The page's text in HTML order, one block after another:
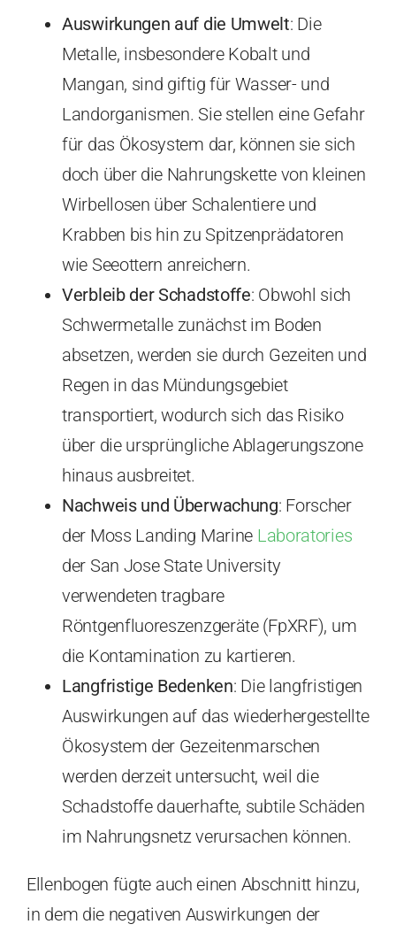
Auswirkungen auf die Umwelt: Die
Metalle, insbesondere Kobalt und
Mangan, sind giftig für Wasser- und
Landorganismen. Sie stellen eine Gefahr
für das Ökosystem dar, können sie sich
doch über die Nahrungskette von kleinen
Wirbellosen über Schalentiere und
Krabben bis hin zu Spitzenprädatoren
wie Seeottern anreichern.
Verbleib der Schadstoffe: Obwohl sich
Schwermetalle zunächst im Boden
absetzen, werden sie durch Gezeiten und
Regen in das Mündungsgebiet
transportiert, wodurch sich das Risiko
über die ursprüngliche Ablagerungszone
hinaus ausbreitet.
Nachweis und Überwachung: Forscher
der Moss Landing Marine Laboratories
der San Jose State University
verwendeten tragbare
Röntgenfluoreszenzgeräte (FpXRF), um
die Kontamination zu kartieren.
Langfristige Bedenken: Die langfristigen
Auswirkungen auf das wiederhergestellte
Ökosystem der Gezeitenmarschen
werden derzeit untersucht, weil die
Schadstoffe dauerhafte, subtile Schäden
im Nahrungsnetz verursachen können.
Ellenbogen fügte auch einen Abschnitt hinzu,
in dem die negativen Auswirkungen der